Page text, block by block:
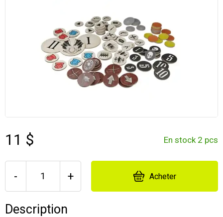
11 $ En stock 2 pcs
- + Acheter
Description